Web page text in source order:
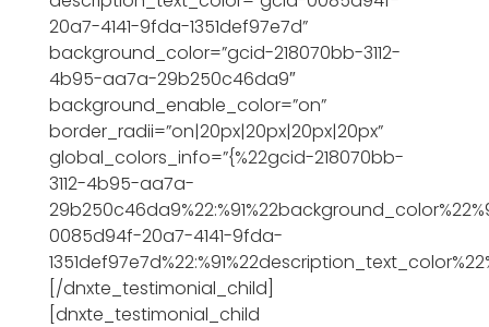
20a7-4141-9fda-1351def97e7d”
background_color=”gcid-218070bb-3112-
4b95-aa7a-29b250c46da9″
background_enable_color=”on”
border_radii=”on|20px|20px|20px|20px”
global_colors_info=”{%22gcid-218070bb-
3112-4b95-aa7a-
0085d94f-20a7-4141-9fda-
[/dnxte_testimonial_child]
[dnxte_testimonial_child